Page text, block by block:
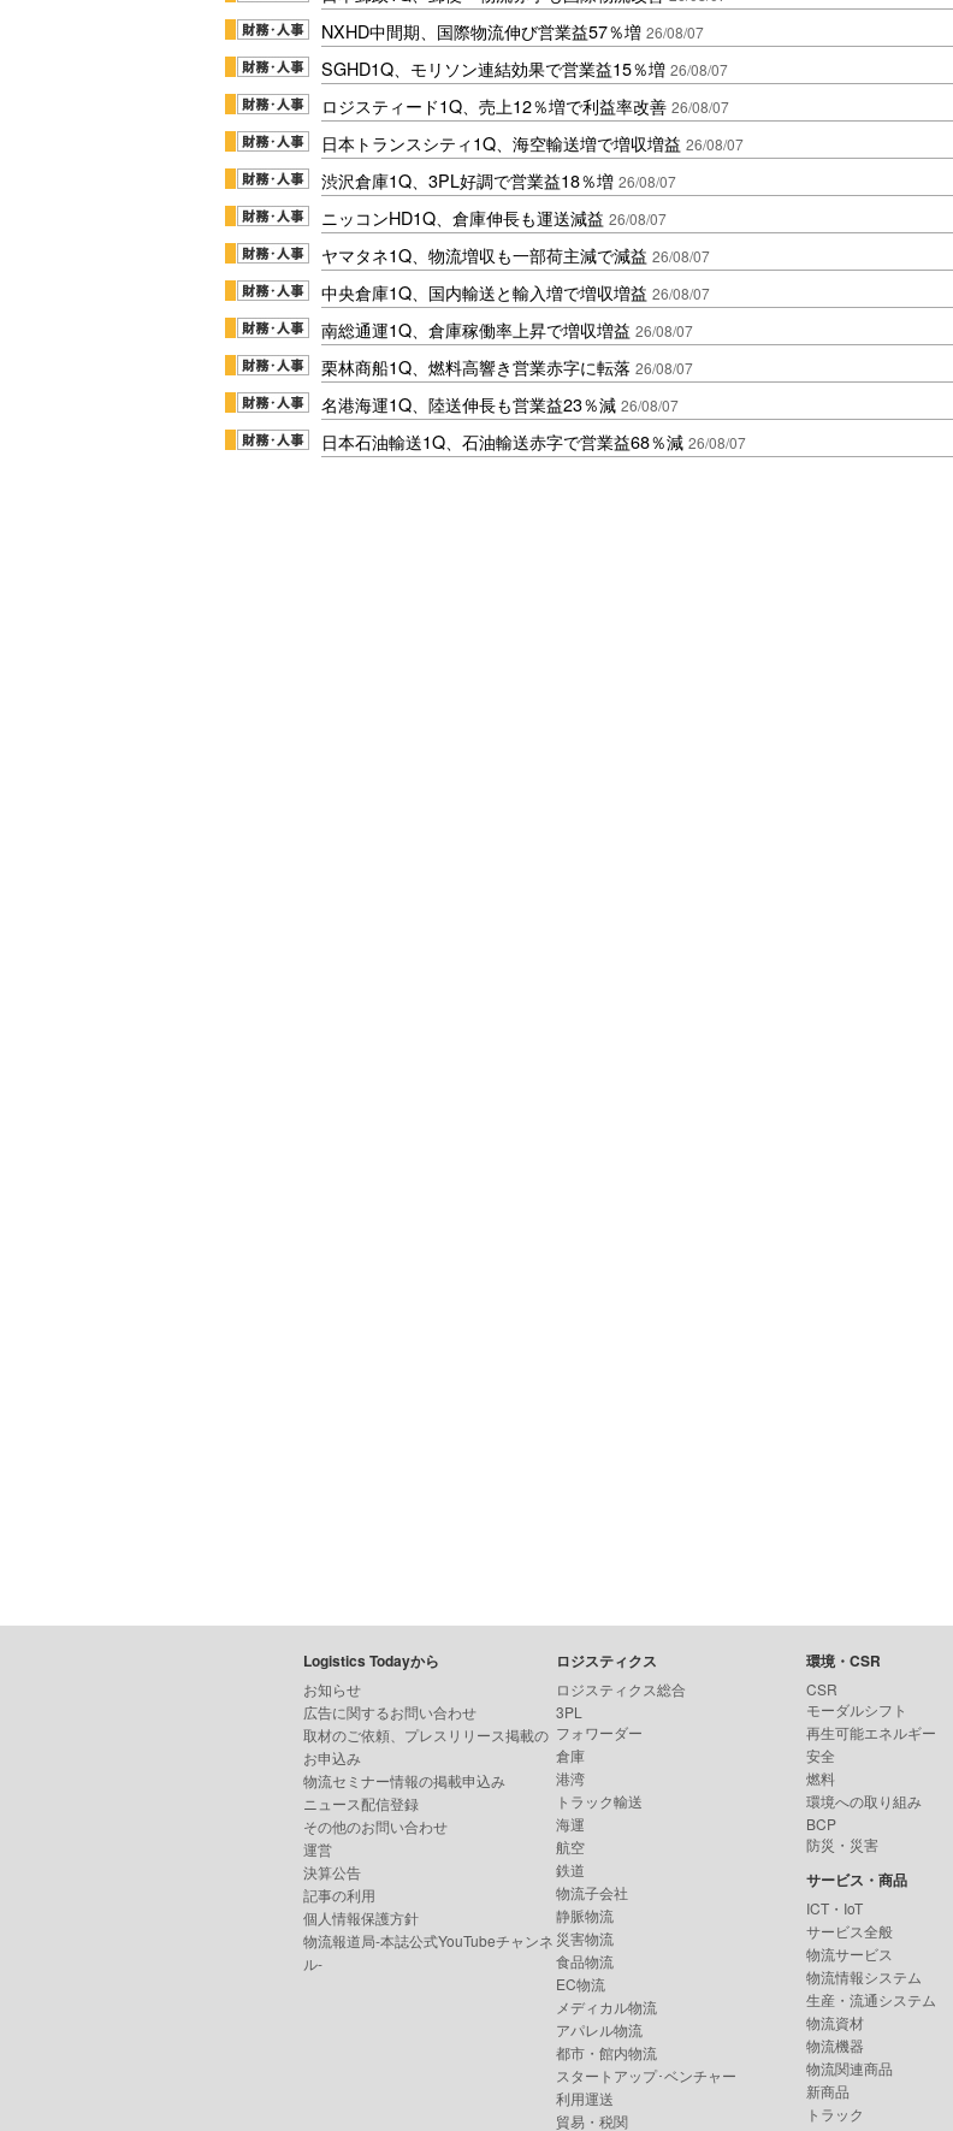
NXHD中間期、国際物流伸び営業益57％増 26/08/07
SGHD1Q、モリソン連結効果で営業益15％増 26/08/07
ロジスティード1Q、売上12％増で利益率改善 26/08/07
日本トランスシティ1Q、海空輸送増で増収増益 26/08/07
渋沢倉庫1Q、3PL好調で営業益18％増 26/08/07
ニッコンHD1Q、倉庫伸長も運送減益 26/08/07
ヤマタネ1Q、物流増収も一部荷主減で減益 26/08/07
中央倉庫1Q、国内輸送と輸入増で増収増益 26/08/07
南総通運1Q、倉庫稼働率上昇で増収増益 26/08/07
栗林商船1Q、燃料高響き営業赤字に転落 26/08/07
名港海運1Q、陸送伸長も営業益23％減 26/08/07
日本石油輸送1Q、石油輸送赤字で営業益68％減 26/08/07
Logistics Todayから
お知らせ
広告に関するお問い合わせ
取材のご依頼、プレスリリース掲載の
お申込み
物流セミナー情報の掲載申込み
ニュース配信登録
その他のお問い合わせ
運営
決算公告
記事の利用
個人情報保護方針
物流報道局-本誌公式YouTubeチャンネ
ル-
ロジスティクス
ロジスティクス総合
3PL
フォワーダー
倉庫
港湾
トラック輸送
海運
航空
鉄道
物流子会社
静脈物流
災害物流
食品物流
EC物流
メディカル物流
アパレル物流
都市・館内物流
スタートアップ･ベンチャー
利用運送
貿易・税関
環境・CSR
CSR
モーダルシフト
再生可能エネルギー
安全
燃料
環境への取り組み
BCP
防災・災害
サービス・商品
ICT・IoT
サービス全般
物流サービス
物流情報システム
生産・流通システム
物流資材
物流機器
物流関連商品
新商品
トラック